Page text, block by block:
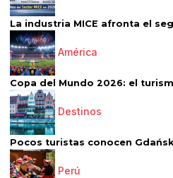
La industria MICE afronta el
América
Copa del Mundo 2026: el
Destinos
Pocos turistas conocen
Perú